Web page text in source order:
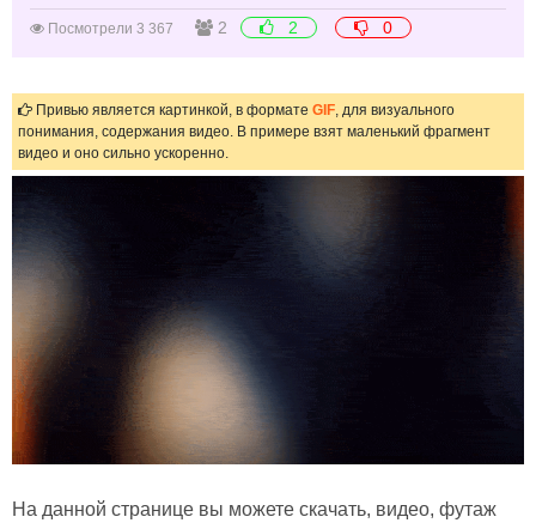
Посмотрели 3 367 2 2 0
Привью является картинкой, в формате GIF, для визуального
понимания, содержания видео. В примере взят маленький фрагмент
видео и оно сильно ускоренно.
На данной странице вы можете скачать, видео, футаж